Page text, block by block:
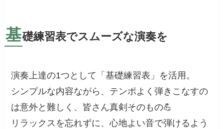
基礎練習表でスムーズな演奏を
演奏上達の1つとして「基礎練習表」を活用。
シンプルな内容ながら、テンポよく弾きこなすの
は意外と難しく、皆さん真剣そのもの💪
リラックスを忘れずに、心地よい音で弾けるよう